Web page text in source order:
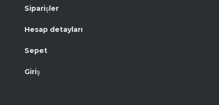
Siparişler
Hesap detayları
Sepet
Giriş